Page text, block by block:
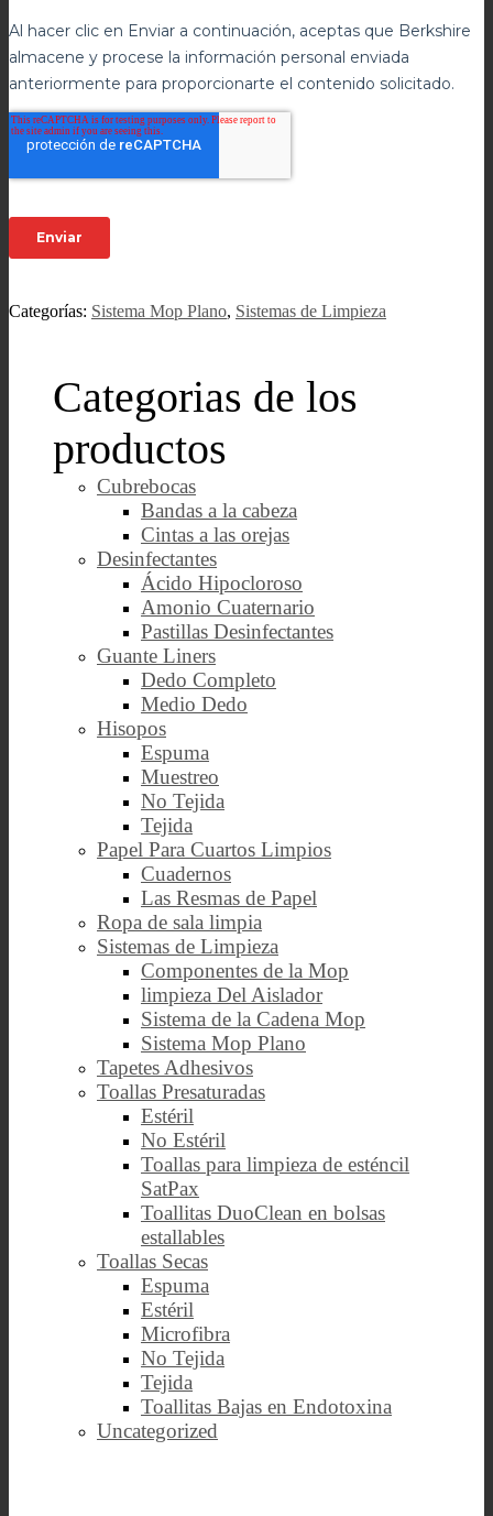
Categorías: Sistema Mop Plano, Sistemas de Limpieza
Categorias de los
productos
Cubrebocas
Bandas a la cabeza
Cintas a las orejas
Desinfectantes
Ácido Hipocloroso
Amonio Cuaternario
Pastillas Desinfectantes
Guante Liners
Dedo Completo
Medio Dedo
Hisopos
Espuma
Muestreo
No Tejida
Tejida
Papel Para Cuartos Limpios
Cuadernos
Las Resmas de Papel
Ropa de sala limpia
Sistemas de Limpieza
Componentes de la Mop
limpieza Del Aislador
Sistema de la Cadena Mop
Sistema Mop Plano
Tapetes Adhesivos
Toallas Presaturadas
Estéril
No Estéril
Toallas para limpieza de esténcil
SatPax
Toallitas DuoClean en bolsas
estallables
Toallas Secas
Espuma
Estéril
Microfibra
No Tejida
Tejida
Toallitas Bajas en Endotoxina
Uncategorized